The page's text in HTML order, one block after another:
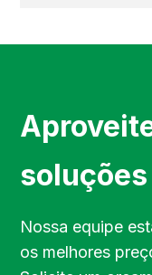
soluções
Nossa equipe
os melhores